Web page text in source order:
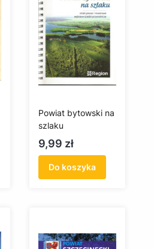
Powiat bytowski na
szlaku
Cena
9,99 zł
Do koszyka